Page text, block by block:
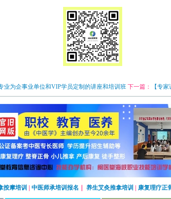
业为企事业单位和VIP学员定制的讲座和培训班 下一篇： 【专
按摩培训 | 中医师承培训报名 ｜ 养生艾灸推拿培训 | 康复理疗正